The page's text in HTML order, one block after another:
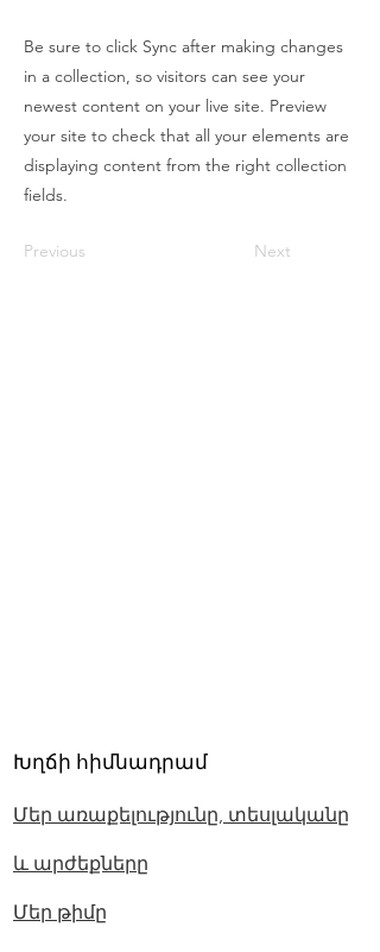
Be sure to click Sync after making changes
in a collection, so visitors can see your
newest content on your live site. Preview
your site to check that all your elements are
displaying content from the right collection
fields.
Previous Next
Խղճի հիմնադրամ
Մեր առաքելությունը, տեսլականը
և արժեքները
Մեր թիմը